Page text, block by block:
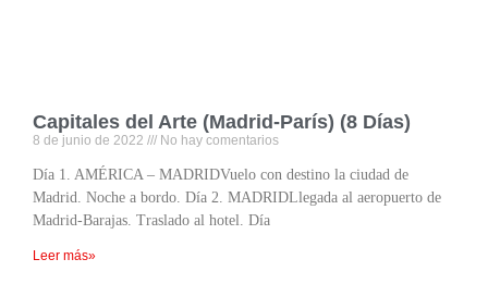
Capitales del Arte (Madrid-París) (8 Días)
8 de junio de 2022 No hay comentarios
Día 1. AMÉRICA – MADRIDVuelo con destino la ciudad de
Madrid. Noche a bordo. Día 2. MADRIDLlegada al aeropuerto de
Madrid-Barajas. Traslado al hotel. Día
Leer más»